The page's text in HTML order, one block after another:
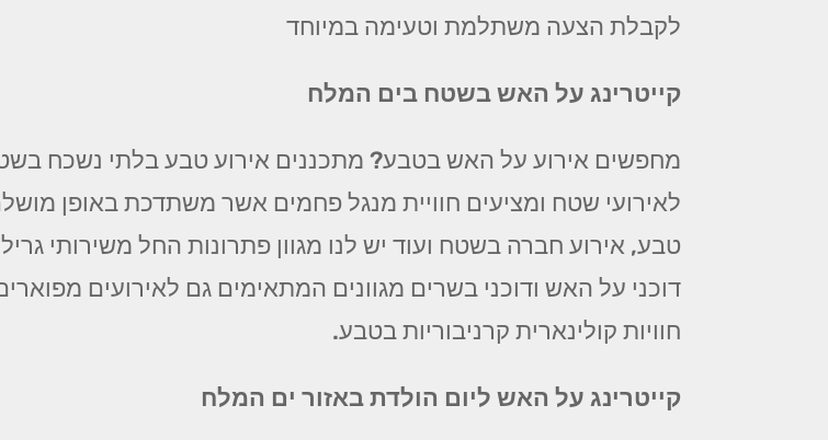
לקבלת הצעה משתלמת וטעימה במיוחד
קייטרינג על האש בשטח בים המלח
מחפשים אירוע על האש בטבע? מתכננים אירוע טבע בלתי נשכח
לאירועי שטח ומציעים חוויית מנגל פחמים אשר משתדכת באופן
טבע, אירוע חברה בשטח ועוד יש לנו מגוון פתרונות החל משירותי
דוכני על האש ודוכני בשרים מגוונים המתאימים גם לאירועים
חוויות קולינארית קרניבוריות בטבע.
קייטרינג על האש ליום הולדת באזור ים המלח